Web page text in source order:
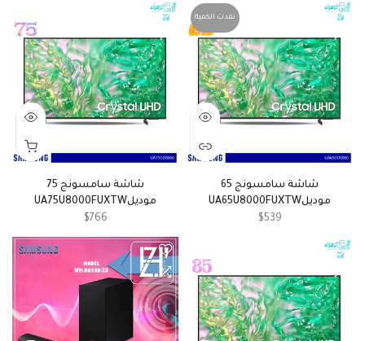
نفدت الكمية
شاشة سامسونج 65
موديلUA65U8000FUXTW
$539
شاشة سامسونج 75
موديلUA75U8000FUXTW
$766